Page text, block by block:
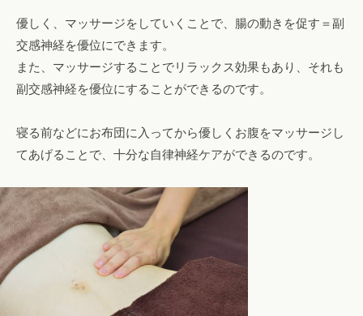
優しく、マッサージをしていくことで、腸の動きを促す＝副
交感神経を優位にできます。
また、マッサージすることでリラックス効果もあり、それも
副交感神経を優位にすることができるのです。
寝る前などにお布団に入ってから優しくお腹をマッサージし
てあげることで、十分な自律神経ケアができるのです。